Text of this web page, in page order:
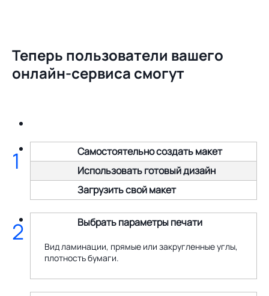
Теперь пользователи вашего
онлайн-сервиса смогут
Самостоятельно создать макет
Использовать готовый дизайн
Загрузить свой макет
1
Выбрать параметры печати
Вид ламинации, прямые или закругленные углы,
плотность бумаги.
2